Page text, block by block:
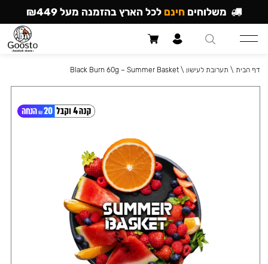
דף הבית \ תערובת לעישון \
Black Burn 60g – Summer Basket
משלוחים חינם לכל הארץ בהזמנה מעל ₪449